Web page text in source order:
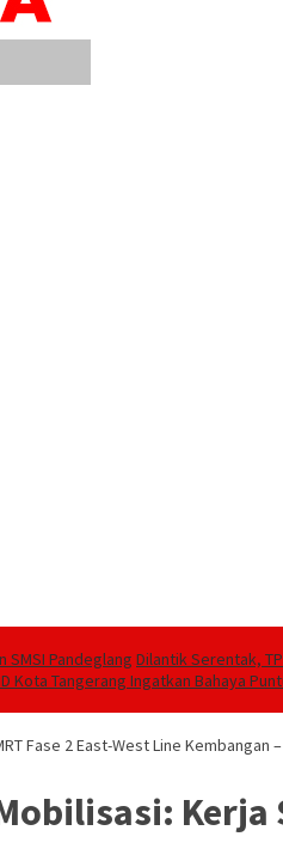
SMSI Pandeglang Dilantik Serentak,
Kota Tangerang Ingatkan Bahaya
Fase 2 East-West Line Kembangan
Kerja